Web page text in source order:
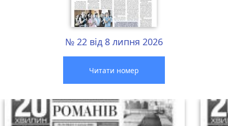
№ 22 від 8 липня 2026
Читати номер